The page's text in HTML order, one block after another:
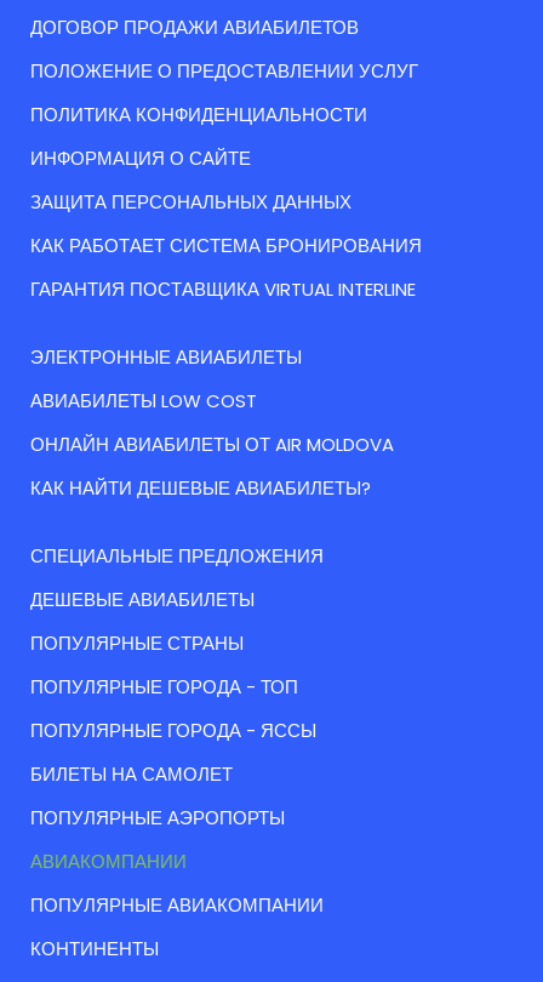
ДОГОВОР ПРОДАЖИ АВИАБИЛЕТОВ
ПОЛОЖЕНИЕ О ПРЕДОСТАВЛЕНИИ УСЛУГ
ПОЛИТИКА КОНФИДЕНЦИАЛЬНОСТИ
ИНФОРМАЦИЯ О САЙТЕ
ЗАЩИТА ПЕРСОНАЛЬНЫХ ДАННЫХ
КАК РАБОТАЕТ СИСТЕМА БРОНИРОВАНИЯ
ГАРАНТИЯ ПОСТАВЩИКА VIRTUAL INTERLINE
ЭЛЕКТРОННЫЕ АВИАБИЛЕТЫ
АВИАБИЛЕТЫ LOW COST
ОНЛАЙН АВИАБИЛЕТЫ ОТ AIR MOLDOVA
КАК НАЙТИ ДЕШЕВЫЕ АВИАБИЛЕТЫ?
СПЕЦИАЛЬНЫЕ ПРЕДЛОЖЕНИЯ
ДЕШЕВЫЕ АВИАБИЛЕТЫ
ПОПУЛЯРНЫЕ СТРАНЫ
ПОПУЛЯРНЫЕ ГОРОДА - ТОП
ПОПУЛЯРНЫЕ ГОРОДА - ЯССЫ
БИЛЕТЫ НА САМОЛЕТ
ПОПУЛЯРНЫЕ АЭРОПОРТЫ
АВИАКОМПАНИИ
ПОПУЛЯРНЫЕ АВИАКОМПАНИИ
КОНТИНЕНТЫ